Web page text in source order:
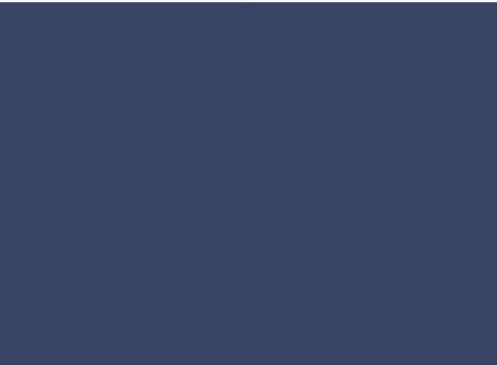
étudiants. Pour garantir une ambiance de